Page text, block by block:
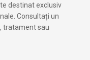
destinat exclusiv
Consultați un
tratament sau